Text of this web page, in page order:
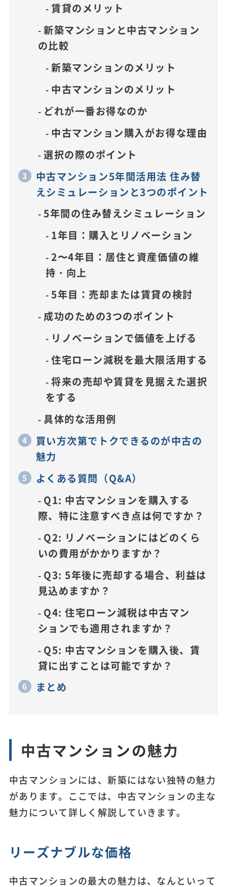
賃貸のメリット
新築マンションと中古マンション
の比較
新築マンションのメリット
中古マンションのメリット
どれが一番お得なのか
中古マンション購入がお得な理由
選択の際のポイント
中古マンション5年間活用法 住み替
えシミュレーションと3つのポイント
5年間の住み替えシミュレーション
1年目：購入とリノベーション
2〜4年目：居住と資産価値の維
持・向上
5年目：売却または賃貸の検討
成功のための3つのポイント
リノベーションで価値を上げる
住宅ローン減税を最大限活用する
将来の売却や賃貸を見据えた選択
をする
具体的な活用例
買い方次第でトクできるのが中古の
魅力
よくある質問（Q&A）
Q1: 中古マンションを購入する
際、特に注意すべき点は何ですか？
Q2: リノベーションにはどのくら
いの費用がかかりますか？
Q3: 5年後に売却する場合、利益は
見込めますか？
Q4: 住宅ローン減税は中古マン
ションでも適用されますか？
Q5: 中古マンションを購入後、賃
貸に出すことは可能ですか？
まとめ
中古マンションの魅力
中古マンションには、新築にはない独特の魅力
があります。ここでは、中古マンションの主な
魅力について詳しく解説していきます。
リーズナブルな価格
中古マンションの最大の魅力は、なんといって